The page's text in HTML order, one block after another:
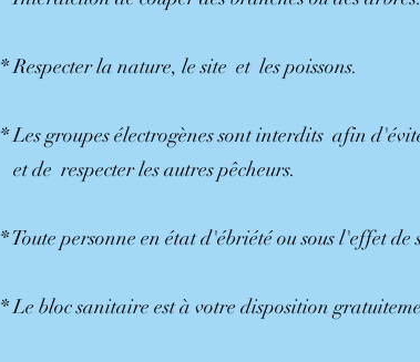
* Respecter la nature, le site et les poissons.
* Les groupes électrogènes sont interdits afin
et de respecter les autres pêcheurs.
* Toute personne en état d'ébriété ou sous l'effet
* Le bloc sanitaire est à votre disposition